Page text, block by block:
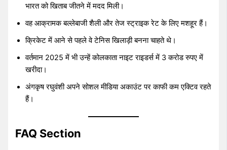
भारत को खिताब जीतने में मदद मिली।
वह आक्रामक बल्लेबाजी शैली और तेज स्ट्राइक रेट के लिए मशहूर हैं।
क्रिकेट में आने से पहले वे टेनिस खिलाड़ी बनना चाहते थे।
वर्तमान 2025 में भी उन्हें कोलकाता नाइट राइडर्स में 3 करोड रुपए में
खरीदा।
अंगकृष रघुवंशी अपने सोशल मीडिया अकाउंट पर काफी कम एक्टिव रहते
हैं।
FAQ Section